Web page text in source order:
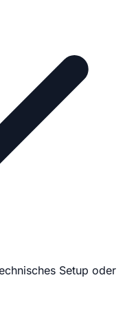
Setup oder